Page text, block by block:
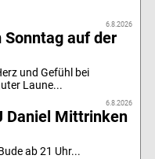
6.8.2026
Sonntag auf der
und Gefühl bei
Laune...
6.8.2026
Daniel Mittrinken
ab 21 Uhr...